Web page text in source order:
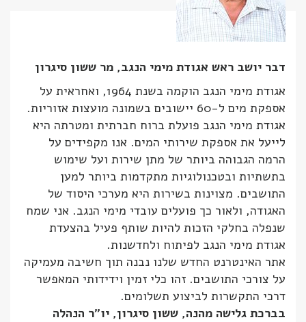
דבר יושב ראש אגודת מימי הנגב, מר ששון סיגרון
אגודת מימי הנגב הוקמה בשנת 1964, ואחראית על
אספקת מים ל-60 יישובים בשמונה מועצות אזוריות.
אגודת מימי הנגב פועלת ברוח חברתית ומטרתה היא
לייעל את אספקת שירותי המים. אנו מקפידים על
הרמה הגבוהה ביותר של מתן שירות ועל שימוש
בתשתיות ובטכנולוגיות מתקדמות ביותר למען
התושבים. מצוינות בשירות היא מערכי היסוד של
האגודה, ולאור כך פועלים עובדי מימי הנגב. אני שמח
שנפלה בחלקי הזכות להיות שותף פעיל בהצעדת
אגודת מימי הנגב לפיתוח ולחדשנות.
אתר האינטרנט החדש שלנו נבנה תוך חשיבה מעמיקה
על צורכי התושבים. זהו כלי זמין וידידותי המאפשר
דרכי התקשרות לביצוע תשלומים.
בברכת גלישה מהנה, ששון סיגרון, יו"ר הנהלה